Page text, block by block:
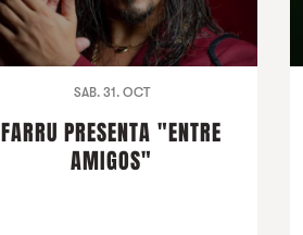
SAB. 31. OCT
FARRU PRESENTA "ENTRE
AMIGOS"